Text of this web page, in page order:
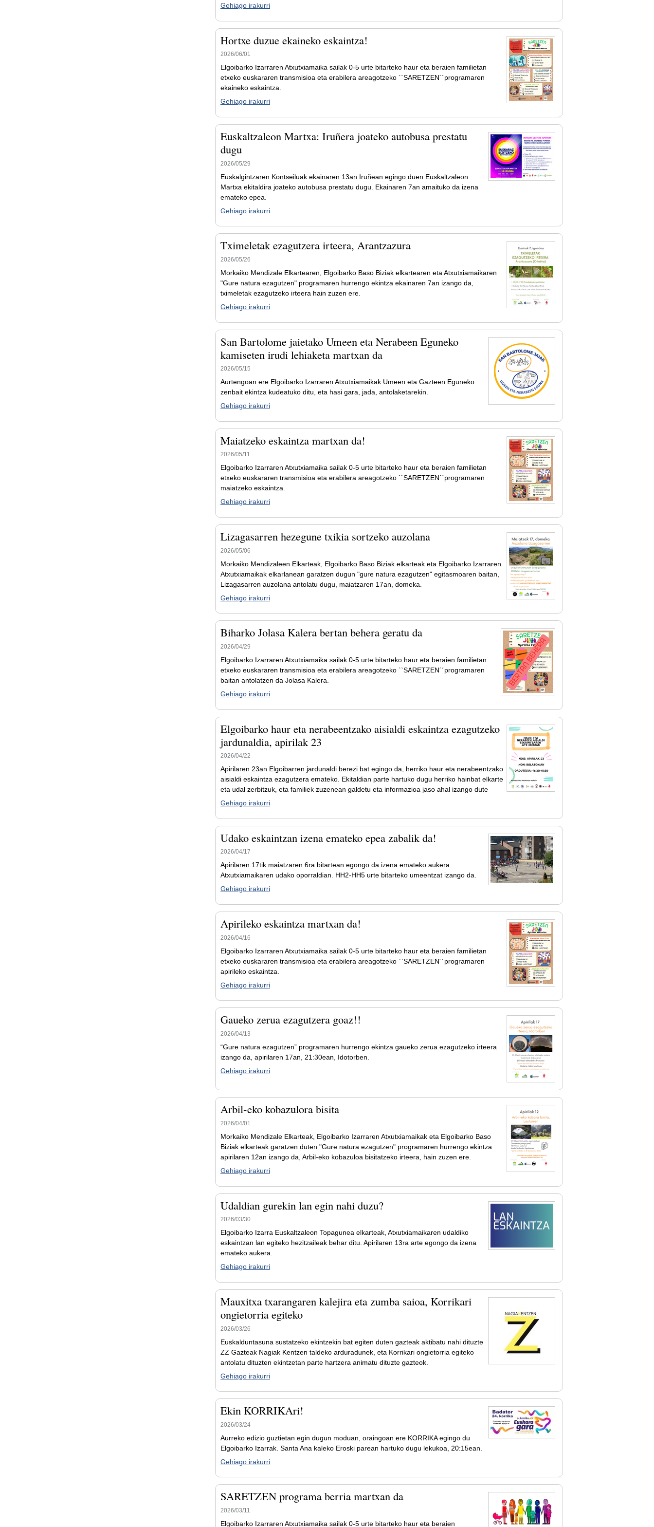
Gehiago irakurri
Hortxe duzue ekaineko eskaintza!
2026/06/01
Elgoibarko Izarraren Atxutxiamaika sailak 0-5 urte bitarteko haur eta beraien familietan
etxeko euskararen transmisioa eta erabilera areagotzeko ``SARETZEN´´programaren
ekaineko eskaintza.
Gehiago irakurri
Euskaltzaleon Martxa: Iruñera joateko autobusa prestatu
dugu
2026/05/29
Euskalgintzaren Kontseiluak ekainaren 13an Iruñean egingo duen Euskaltzaleon
Martxa ekitaldira joateko autobusa prestatu dugu. Ekainaren 7an amaituko da izena
emateko epea.
Gehiago irakurri
Tximeletak ezagutzera irteera, Arantzazura
2026/05/26
Morkaiko Mendizale Elkartearen, Elgoibarko Baso Biziak elkartearen eta Atxutxiamaikaren
"Gure natura ezagutzen" programaren hurrengo ekintza ekainaren 7an izango da,
tximeletak ezagutzeko irteera hain zuzen ere.
Gehiago irakurri
San Bartolome jaietako Umeen eta Nerabeen Eguneko
kamiseten irudi lehiaketa martxan da
2026/05/15
Aurtengoan ere Elgoibarko Izarraren Atxutxiamaikak Umeen eta Gazteen Eguneko
zenbait ekintza kudeatuko ditu, eta hasi gara, jada, antolaketarekin.
Gehiago irakurri
Maiatzeko eskaintza martxan da!
2026/05/11
Elgoibarko Izarraren Atxutxiamaika sailak 0-5 urte bitarteko haur eta beraien familietan
etxeko euskararen transmisioa eta erabilera areagotzeko ``SARETZEN´´programaren
maiatzeko eskaintza.
Gehiago irakurri
Lizagasarren hezegune txikia sortzeko auzolana
2026/05/06
Morkaiko Mendizaleen Elkarteak, Elgoibarko Baso Biziak elkarteak eta Elgoibarko Izarraren
Atxutxiamaikak elkarlanean garatzen dugun "gure natura ezagutzen" egitasmoaren baitan,
Lizagasarren auzolana antolatu dugu, maiatzaren 17an, domeka.
Gehiago irakurri
Biharko Jolasa Kalera bertan behera geratu da
2026/04/29
Elgoibarko Izarraren Atxutxiamaika sailak 0-5 urte bitarteko haur eta beraien familietan
etxeko euskararen transmisioa eta erabilera areagotzeko ``SARETZEN´´programaren
baitan antolatzen da Jolasa Kalera.
Gehiago irakurri
Elgoibarko haur eta nerabeentzako aisialdi eskaintza ezagutzeko
jardunaldia, apirilak 23
2026/04/22
Apirilaren 23an Elgoibarren jardunaldi berezi bat egingo da, herriko haur eta nerabeentzako
aisialdi eskaintza ezagutzera emateko. Ekitaldian parte hartuko dugu herriko hainbat elkarte
eta udal zerbitzuk, eta familiek zuzenean galdetu eta informazioa jaso ahal izango dute
Gehiago irakurri
Udako eskaintzan izena emateko epea zabalik da!
2026/04/17
Apirilaren 17tik maiatzaren 6ra bitartean egongo da izena emateko aukera
Atxutxiamaikaren udako oporraldian. HH2-HH5 urte bitarteko umeentzat izango da.
Gehiago irakurri
Apirileko eskaintza martxan da!
2026/04/16
Elgoibarko Izarraren Atxutxiamaika sailak 0-5 urte bitarteko haur eta beraien familietan
etxeko euskararen transmisioa eta erabilera areagotzeko ``SARETZEN´´programaren
apirileko eskaintza.
Gehiago irakurri
Gaueko zerua ezagutzera goaz!!
2026/04/13
“Gure natura ezagutzen” programaren hurrengo ekintza gaueko zerua ezagutzeko irteera
izango da, apirilaren 17an, 21:30ean, Idotorben.
Gehiago irakurri
Arbil-eko kobazulora bisita
2026/04/01
Morkaiko Mendizale Elkarteak, Elgoibarko Izarraren Atxutxiamaikak eta Elgoibarko Baso
Biziak elkarteak garatzen duten "Gure natura ezagutzen" programaren hurrengo ekintza
apirilaren 12an izango da, Arbil-eko kobazuloa bisitatzeko irteera, hain zuzen ere.
Gehiago irakurri
Udaldian gurekin lan egin nahi duzu?
2026/03/30
Elgoibarko Izarra Euskaltzaleon Topagunea elkarteak, Atxutxiamaikaren udaldiko
eskaintzan lan egiteko hezitzaileak behar ditu. Apirilaren 13ra arte egongo da izena
emateko aukera.
Gehiago irakurri
Mauxitxa txarangaren kalejira eta zumba saioa, Korrikari
ongietorria egiteko
2026/03/26
Euskalduntasuna sustatzeko ekintzekin bat egiten duten gazteak aktibatu nahi dituzte
ZZ Gazteak Nagiak Kentzen taldeko arduradunek, eta Korrikari ongietorria egiteko
antolatu dituzten ekintzetan parte hartzera animatu dituzte gazteok.
Gehiago irakurri
Ekin KORRIKAri!
2026/03/24
Aurreko edizio guztietan egin dugun moduan, oraingoan ere KORRIKA egingo du
Elgoibarko Izarrak. Santa Ana kaleko Eroski parean hartuko dugu lekukoa, 20:15ean.
Gehiago irakurri
SARETZEN programa berria martxan da
2026/03/11
Elgoibarko Izarraren Atxutxiamaika sailak 0-5 urte bitarteko haur eta beraien